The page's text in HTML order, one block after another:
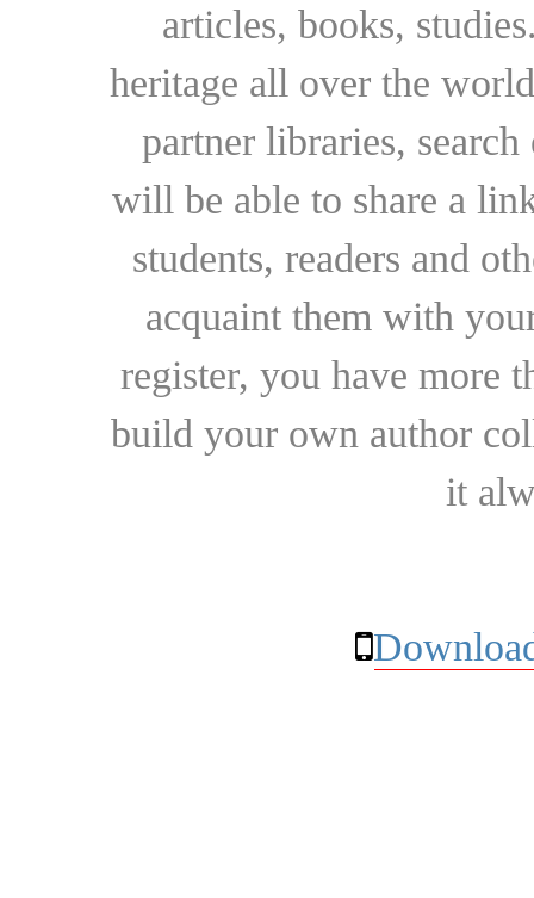
articles, books,
heritage all over the
partner libraries,
will be able to share a
students, readers and
acquaint them with
register, you have more
build your own author
it